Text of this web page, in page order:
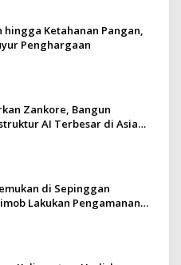
hingga Ketahanan Pangan,
Penghargaan
Zankore, Bangun
AI Terbesar di Asia
di Sepinggan
Lakukan Pengamanan